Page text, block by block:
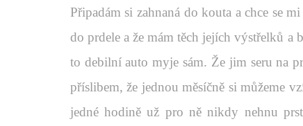
Připadám si zahnaná do kouta a chce se
do prdele a že mám těch jejích výstřelků
to debilní auto myje sám. Že jim seru na
příslibem, že jednou měsíčně si můžeme
jedné hodině už pro ně nikdy nehnu